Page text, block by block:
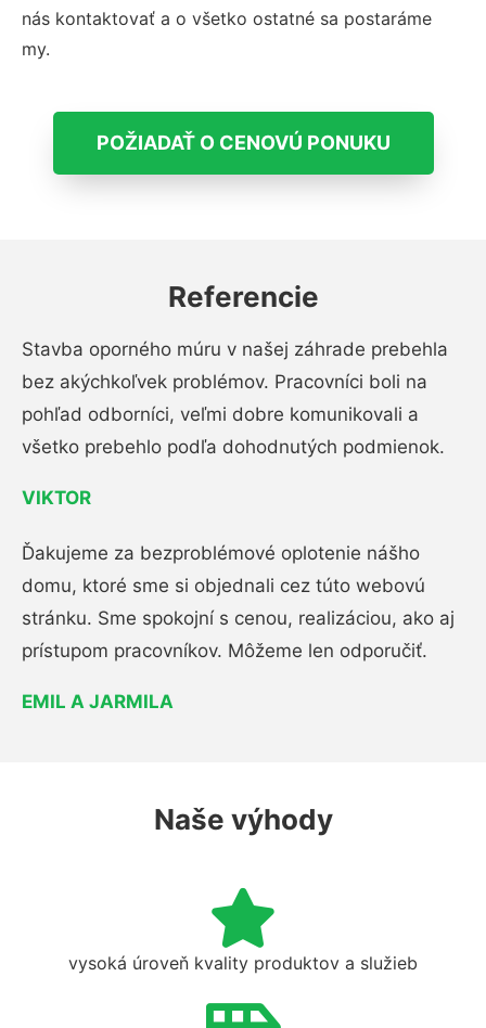
nás kontaktovať a o všetko ostatné sa postaráme
my.
POŽIADAŤ O CENOVÚ PONUKU
Referencie
Stavba oporného múru v našej záhrade prebehla
bez akýchkoľvek problémov. Pracovníci boli na
pohľad odborníci, veľmi dobre komunikovali a
všetko prebehlo podľa dohodnutých podmienok.
VIKTOR
Ďakujeme za bezproblémové oplotenie nášho
domu, ktoré sme si objednali cez túto webovú
stránku. Sme spokojní s cenou, realizáciou, ako aj
prístupom pracovníkov. Môžeme len odporučiť.
EMIL A JARMILA
Naše výhody
vysoká úroveň kvality produktov a služieb